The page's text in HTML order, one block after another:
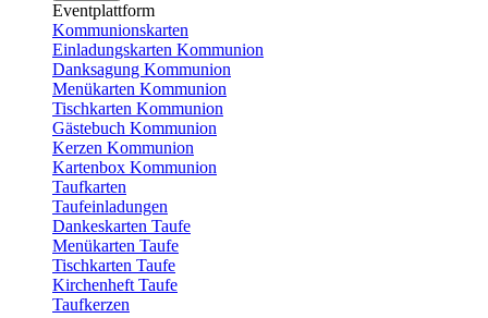
Eventplattform
Kommunionskarten
Einladungskarten Kommunion
Danksagung Kommunion
Menükarten Kommunion
Tischkarten Kommunion
Gästebuch Kommunion
Kerzen Kommunion
Kartenbox Kommunion
Taufkarten
Taufeinladungen
Dankeskarten Taufe
Menükarten Taufe
Tischkarten Taufe
Kirchenheft Taufe
Taufkerzen